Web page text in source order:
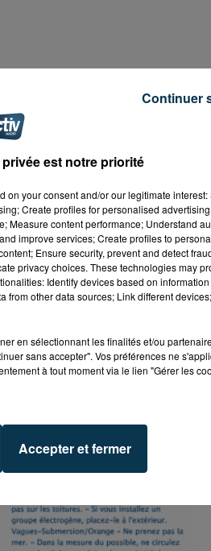
dans l'après-midi. Au
rouge : la Charente, la
votre vitesse sur la
est notre priorité
on your consent and/or our legitimate interest:
Create profiles for personalised
Measure content performance; Understand
improve services; Create profiles to
Ensure security, prevent and detect
privacy choices. These technologies may
Identify devices based on
other data sources; Link different
en sélectionnant les finalités et/ou
sans accepter". Vos préférences ne
à tout moment via le lien "Gérer les
Accepter et fermer
Continuer